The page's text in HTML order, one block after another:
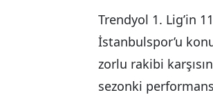
Trendyol 1. Lig’in
İstanbulspor’u
zorlu rakibi
sezonki